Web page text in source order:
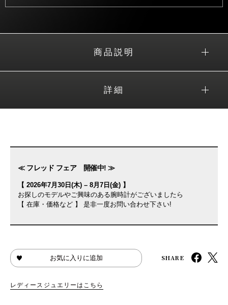
商品説明
詳細
≪ フレッド フェア 開催中! ≫
【 2026年7月30日(木) – 8月7日(金) 】
お探しのモデルやご興味のある腕時計がございましたら
【 在庫・価格など 】 是非一度お問い合わせ下さい!
お気に入りに追加 SHARE
レディースジュエリーはこちら